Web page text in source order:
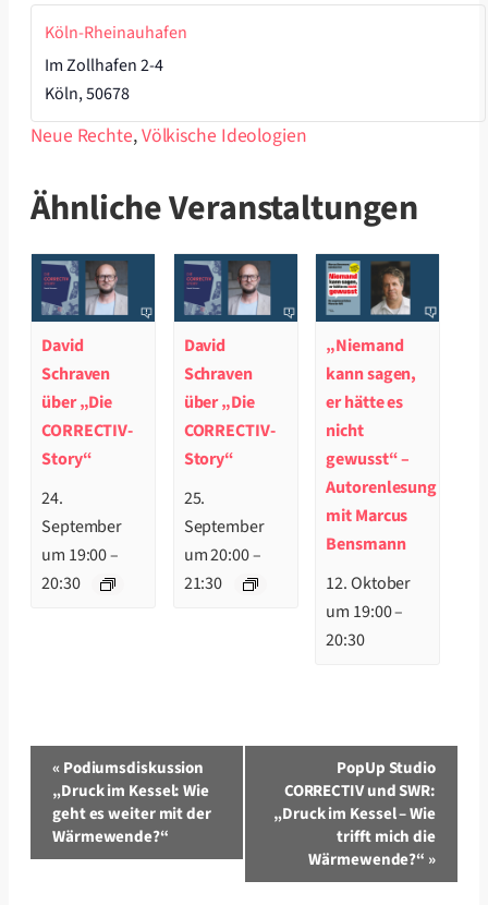
Köln-Rheinauhafen
Im Zollhafen 2-4
Köln,50678
Neue Rechte,Völkische Ideologien
Ähnliche Veranstaltungen
David
Schraven
über „Die
CORRECTIV-
Story“
24.
September
um 19:00–
20:30
David
Schraven
über „Die
CORRECTIV-
Story“
25.
September
um 20:00–
21:30
„Niemand
kann sagen,
er hätte es
nicht
gewusst“ –
Autorenlesung
mit Marcus
Bensmann
12. Oktober
um 19:00–
20:30
Veranstaltung-
Navigation
« Podiumsdiskussion
„Druck im Kessel: Wie
geht es weiter mit der
Wärmewende?“
PopUp Studio
CORRECTIV und SWR:
„Druck im Kessel – Wie
trifft mich die
Wärmewende?“ »